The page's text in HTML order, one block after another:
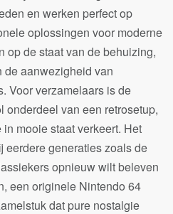
en werken perfect op
oplossingen voor moderne
op de staat van de behuizing,
aanwezigheid van
Voor verzamelaars is de
onderdeel van een retrosetup,
mooie staat verkeert. Het
eerdere generaties zoals de
opnieuw wilt beleven
een originele Nintendo 64
dat pure nostalgie